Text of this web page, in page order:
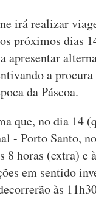
irá realizar
próximos dias
apresentar
a
da Páscoa.
que, no dia 14
- Porto Santo,
8 horas (extra) e
em sentido
às